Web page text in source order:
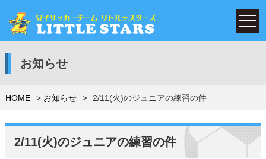
お知らせ
HOME お知らせ 2/11(火)のジュニアの練習の件
2/11(火)のジュニアの練習の件